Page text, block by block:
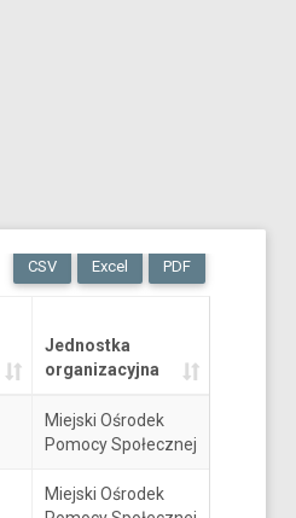
CSV Excel PDF
Jednostka
organizacyjna
Miejski Ośrodek
Pomocy Społecznej
Miejski Ośrodek